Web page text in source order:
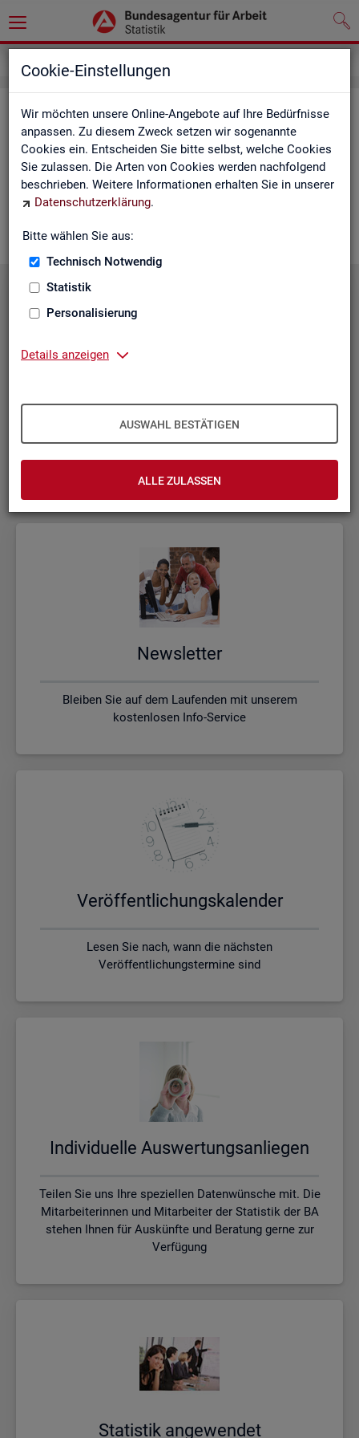
Cookie-Einstellungen
Wir möchten unsere Online-Angebote auf Ihre Bedürfnisse
anpassen. Zu diesem Zweck setzen wir sogenannte
Cookies ein. Entscheiden Sie bitte selbst, welche Cookies
Sie zulassen. Die Arten von Cookies werden nachfolgend
beschrieben. Weitere Informationen erhalten Sie in unserer
Datenschutzerklärung.
Bitte wählen Sie aus:
Technisch Notwendig
Statistik
Personalisierung
Details anzeigen
AUSWAHL BESTÄTIGEN
ALLE ZULASSEN
Ser­vice
Die Sta­tis­tik derBAbie­tet ein brei­tes An­ge­bot an Pro­duk­ten
und Son­der­aus­wer­tung (nachBe­darf). Haben Sie Fra­gen,
einen spe­zi­el­len Da­ten­wunsch oder möch­ten uns ein Feed­
back zu un­se­ren Pro­duk­ten geben, dann schau­en Sie auf den
Kon­takt, Feed­back und Kri­tik
News­let­ter
Bleiben Sie auf dem Laufenden mit unserem
kostenlosen Info-Service
Ver­öf­fent­li­chungs­ka­len­der
Lesen Sie nach, wann die nächsten
Veröffentlichungstermine sind
In­di­vi­du­el­le Aus­wer­tungs­an­lie­gen
Teilen Sie uns Ihre speziellen Datenwünsche mit. Die
Mitarbeiterinnen und Mitarbeiter der Statistik der BA
stehen Ihnen für Auskünfte und Beratung gerne zur
Verfügung
Sta­tis­tik an­ge­wen­det